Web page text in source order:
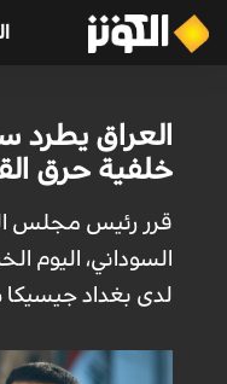
العراق يطرد
خلفية حرق
قرر رئيس مجلس
السوداني، اليوم
لدى بغداد